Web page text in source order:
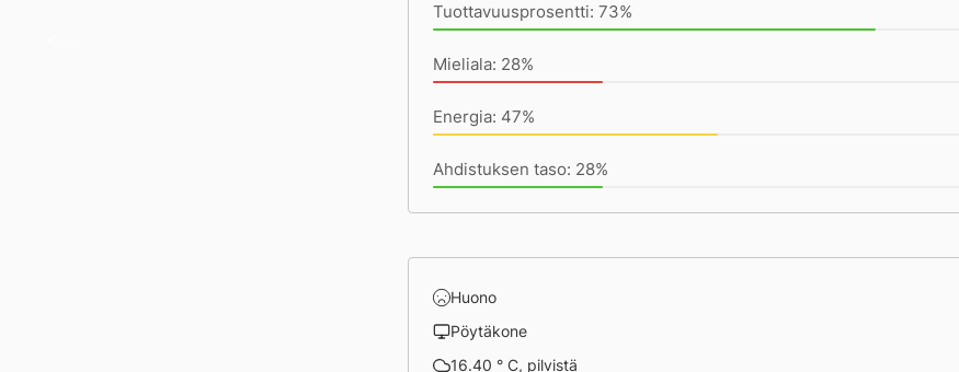
Tuottavuusprosentti: 73%
Mieliala: 28%
Energia: 47%
Ahdistuksen taso: 28%
Huono
Pöytäkone
16.40 ° C, pilvistä
Kaikki menee putkeen